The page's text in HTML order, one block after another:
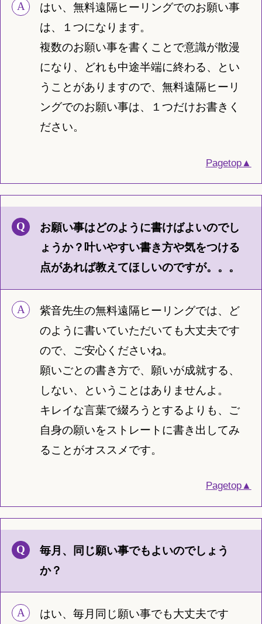
はい、無料遠隔ヒーリングでのお願い事
は、１つになります。
複数のお願い事を書くことで意識が散漫
になり、どれも中途半端に終わる、とい
うことがありますので、無料遠隔ヒーリ
ングでのお願い事は、１つだけお書きく
ださい。
Pagetop▲
お願い事はどのように書けばよいのでし
ょうか？叶いやすい書き方や気をつける
点があれば教えてほしいのですが。。。
紫音先生の無料遠隔ヒーリングでは、ど
のように書いていただいても大丈夫です
ので、ご安心くださいね。
願いごとの書き方で、願いが成就する、
しない、ということはありませんよ。
キレイな言葉で綴ろうとするよりも、ご
自身の願いをストレートに書き出してみ
ることがオススメです。
Pagetop▲
毎月、同じ願い事でもよいのでしょう
か？
はい、毎月同じ願い事でも大丈夫です